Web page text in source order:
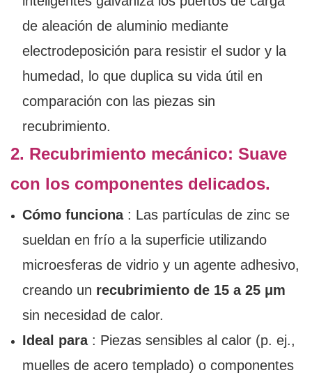
de aleación de aluminio mediante
electrodeposición para resistir el sudor y la
humedad, lo que duplica su vida útil en
comparación con las piezas sin
recubrimiento.
2. Recubrimiento mecánico: Suave
con los componentes delicados.
Cómo funciona: Las partículas de zinc se
sueldan en frío a la superficie utilizando
microesferas de vidrio y un agente adhesivo,
creando un recubrimiento de 15 a 25 μm
sin necesidad de calor.
Ideal para: Piezas sensibles al calor (p. ej.,
muelles de acero templado) o componentes